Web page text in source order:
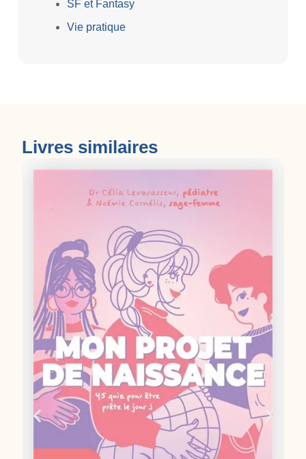
SF et Fantasy
Vie pratique
Livres similaires